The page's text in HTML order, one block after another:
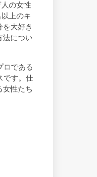
の女性
上のキ
を大好き
法につい
ロである
です。仕
女性たち